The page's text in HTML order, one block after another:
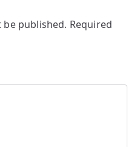
published. Required